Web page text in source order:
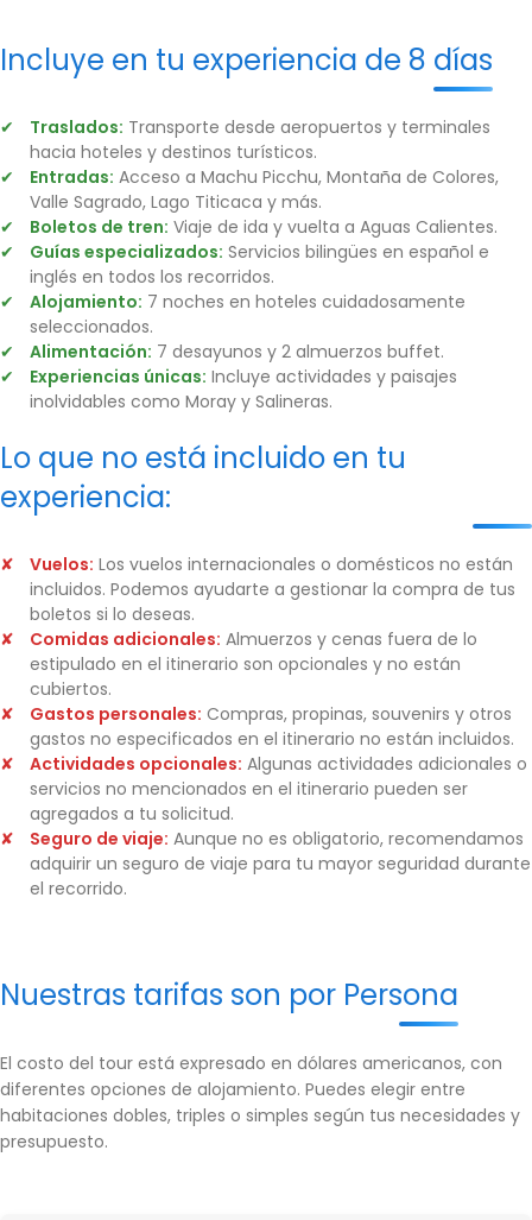
Incluye en tu experiencia de 8 días
Traslados: Transporte desde aeropuertos y terminales
hacia hoteles y destinos turísticos.
Entradas: Acceso a Machu Picchu, Montaña de Colores,
Valle Sagrado, Lago Titicaca y más.
Boletos de tren: Viaje de ida y vuelta a Aguas Calientes.
Guías especializados: Servicios bilingües en español e
inglés en todos los recorridos.
Alojamiento: 7 noches en hoteles cuidadosamente
seleccionados.
Alimentación: 7 desayunos y 2 almuerzos buffet.
Experiencias únicas: Incluye actividades y paisajes
inolvidables como Moray y Salineras.
Lo que no está incluido en tu
experiencia:
Vuelos: Los vuelos internacionales o domésticos no están
incluidos. Podemos ayudarte a gestionar la compra de tus
boletos si lo deseas.
Comidas adicionales: Almuerzos y cenas fuera de lo
estipulado en el itinerario son opcionales y no están
cubiertos.
Gastos personales: Compras, propinas, souvenirs y otros
gastos no especificados en el itinerario no están incluidos.
Actividades opcionales: Algunas actividades adicionales o
servicios no mencionados en el itinerario pueden ser
agregados a tu solicitud.
Seguro de viaje: Aunque no es obligatorio, recomendamos
adquirir un seguro de viaje para tu mayor seguridad durante
el recorrido.
Nuestras tarifas son por Persona
El costo del tour está expresado en dólares americanos, con
diferentes opciones de alojamiento. Puedes elegir entre
habitaciones dobles, triples o simples según tus necesidades y
presupuesto.